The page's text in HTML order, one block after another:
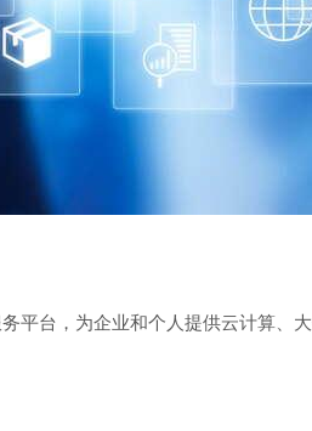
平台，为企业和个人提供云计算、大